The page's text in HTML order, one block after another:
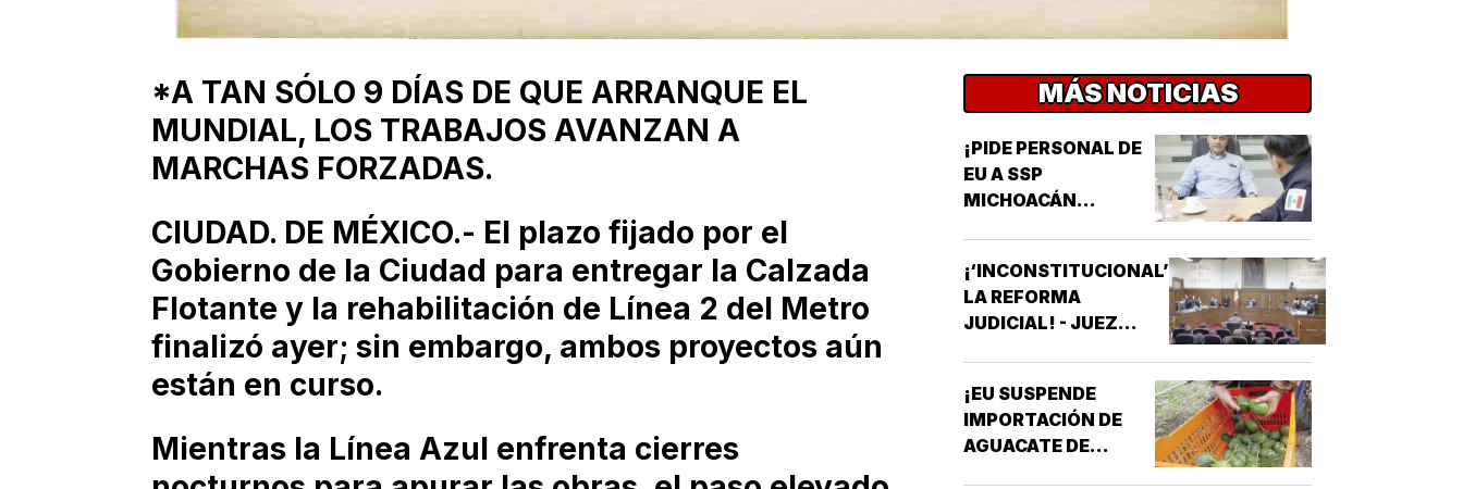
*A TAN SÓLO 9 DÍAS DE QUE ARRANQUE EL
MUNDIAL, LOS TRABAJOS AVANZAN A
MARCHAS FORZADAS.
CIUDAD. DE MÉXICO.- El plazo fijado por el
Gobierno de la Ciudad para entregar la Calzada
Flotante y la rehabilitación de Línea 2 del Metro
finalizó ayer; sin embargo, ambos proyectos aún
están en curso.
Mientras la Línea Azul enfrenta cierres
MÁS NOTICIAS
¡PIDE PERSONAL DE
EU A SSP
MICHOACÁN
¡‘INCONSTITUCIONAL’
LA REFORMA
JUDICIAL! - JUEZ
¡EU SUSPENDE
IMPORTACIÓN DE
AGUACATE DE